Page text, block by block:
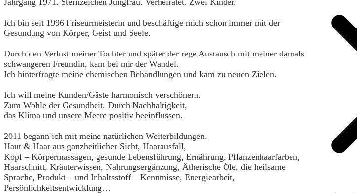
Jahrgang 1971. Sternzeichen Jungfrau. Verheiratet. Zwei Kinder.
Ich bin seit 1996 Friseurmeisterin und beschäftige mich schon immer mit der
Gesundung von Körper, Geist und Seele.
Durch den Verlust meiner Tochter und später der rege Austausch mit meiner damals
schwangeren Freundin, kam bei mir der Wandel.
Ich hinterfragte meine chemischen Behandlungen und kam zu neuen Zielen.
Ich will meine Kunden/Gäste harmonisch verschönern.
Zum Wohle der Gesundheit. Durch Nachhaltigkeit,
das Klima und unsere Meere positiv beeinflussen.
2011 begann ich mit meine natürlichen Weiterbildungen.
Haut & Haar aus ganzheitlicher Sicht, Haarausfall,
Kopf – Körpermassagen, gesunde Lebensführung, Ernährung, Pflanzenhaarfarben,
Haarschnitt, Kräuterwissen, Nahrungsergänzung, Ätherische Öle, die heilsame
Sprache, Produkt – und Inhaltsstoff – Kenntnisse, Energiearbeit,
Persönlichkeitsentwicklung…